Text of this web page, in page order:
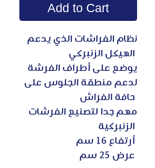
Add to Cart
نظام الفراشات الذي يدعم
يوضع على أطراف الفرشة
لدعم منطقة الجلوس على
مهم جدا لتصنيع الفرشات